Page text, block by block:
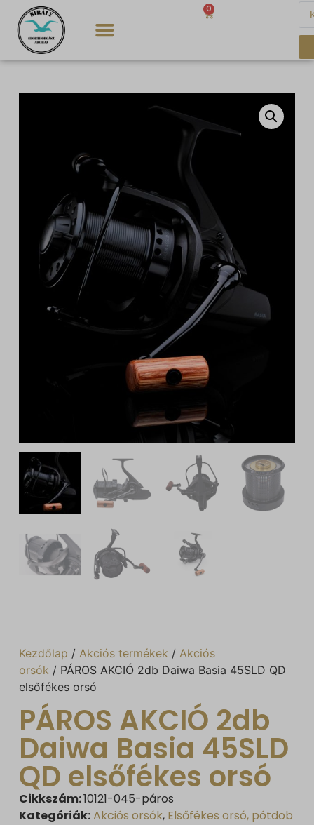
Ft 0
Kezdőlap / Akciós termékek / Akciós
orsók / PÁROS AKCIÓ 2db Daiwa Basia 45SLD QD
elsőfékes orsó
PÁROS AKCIÓ 2db
Daiwa Basia 45SLD
QD elsőfékes orsó
Cikkszám:10121-045-páros
Kategóriák:Akciós orsók, Elsőfékes orsó, pótdob